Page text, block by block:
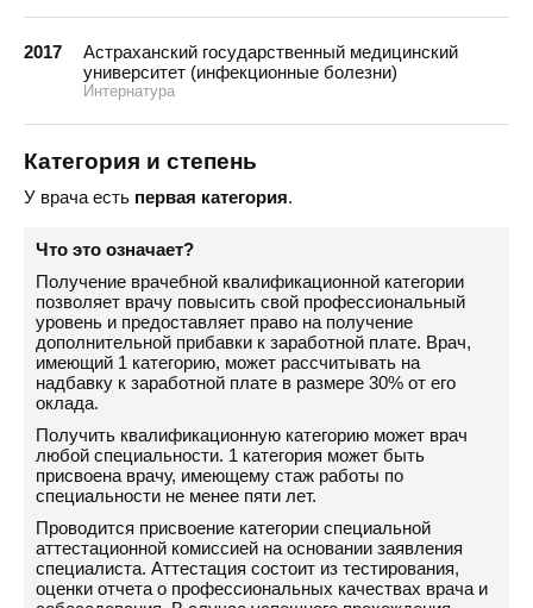
2017
Астраханский государственный медицинский
университет (инфекционные болезни)
Интернатура
Категория и степень
У врача есть первая категория.
Что это означает?
Получение врачебной квалификационной категории
позволяет врачу повысить свой профессиональный
уровень и предоставляет право на получение
дополнительной прибавки к заработной плате. Врач,
имеющий 1 категорию, может рассчитывать на
надбавку к заработной плате в размере 30% от его
оклада.
Получить квалификационную категорию может врач
любой специальности. 1 категория может быть
присвоена врачу, имеющему стаж работы по
специальности не менее пяти лет.
Проводится присвоение категории специальной
аттестационной комиссией на основании заявления
специалиста. Аттестация состоит из тестирования,
оценки отчета о профессиональных качествах врача и